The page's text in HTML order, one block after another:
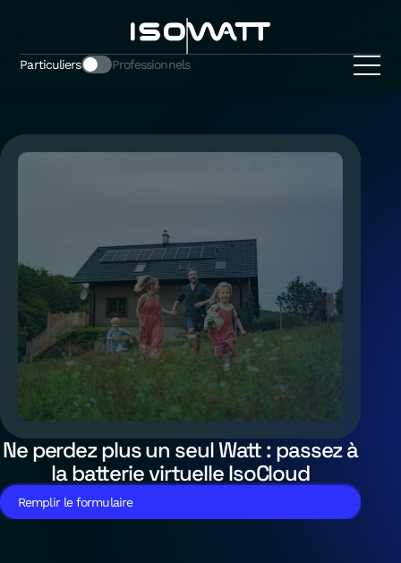
Particuliers Professionnels
Ne perdez plus un seul Watt : passez à
la batterie virtuelle IsoCloud
Remplir le formulaire